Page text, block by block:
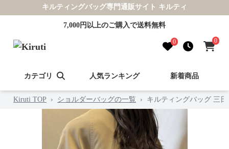
キルティングバッグ専門通販サイト キルティ
7,000円以上のご購入で送料無料
0 0
カテゴリ 人気ランキング 新着商品
Kiruti TOP › ショルダーバッグの一覧 › キルティングバッグ 三